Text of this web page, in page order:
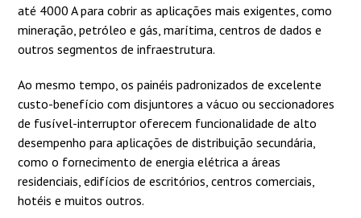
até 4000 A para cobrir as aplicações mais exigentes, como
mineração, petróleo e gás, marítima, centros de dados e
outros segmentos de infraestrutura.
Ao mesmo tempo, os painéis padronizados de excelente
custo-benefício com disjuntores a vácuo ou seccionadores
de fusível-interruptor oferecem funcionalidade de alto
desempenho para aplicações de distribuição secundária,
como o fornecimento de energia elétrica a áreas
residenciais, edifícios de escritórios, centros comerciais,
hotéis e muitos outros.